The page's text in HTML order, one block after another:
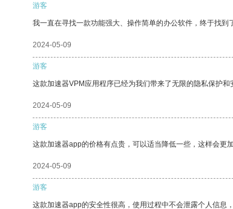
游客
我一直在寻找一款功能强大、操作简单的办公软件，终于找
2024-05-09
游客
这款加速器VPM应用程序已经为我们带来了无限的隐私保护和
2024-05-09
游客
这款加速器app的价格有点贵，可以适当降低一些，这样会更加
2024-05-09
游客
这款加速器app的安全性很高，使用过程中不会泄露个人信息